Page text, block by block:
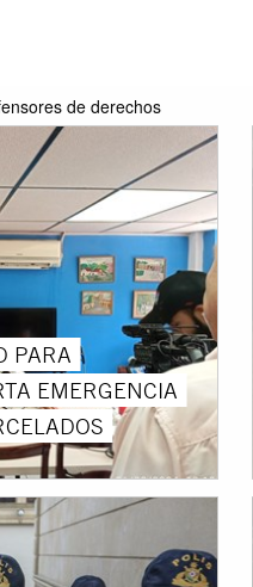
de derechos
PARA
EMERGENCIA